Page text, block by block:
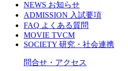
NEWS お知らせ
ADMISSION 入試要項
FAQ よくある質問
MOVIE TVCM
SOCIETY 研究・社会連携
問合せ・アクセス